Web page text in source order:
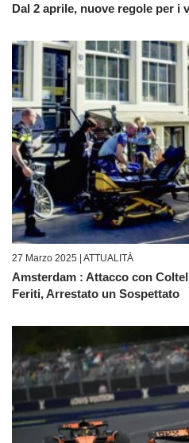
Dal 2 aprile, nuove regole per i
27 Marzo 2025 | ATTUALITÀ
Amsterdam : Attacco con
Feriti, Arrestato un Sospettato